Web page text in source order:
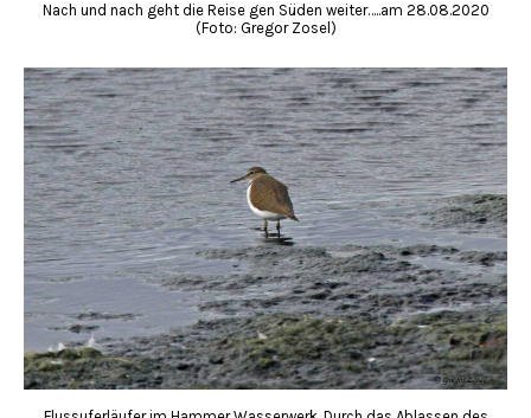
Nach und nach geht die Reise gen Süden weiter…..am 28.08.2020
(Foto: Gregor Zosel)